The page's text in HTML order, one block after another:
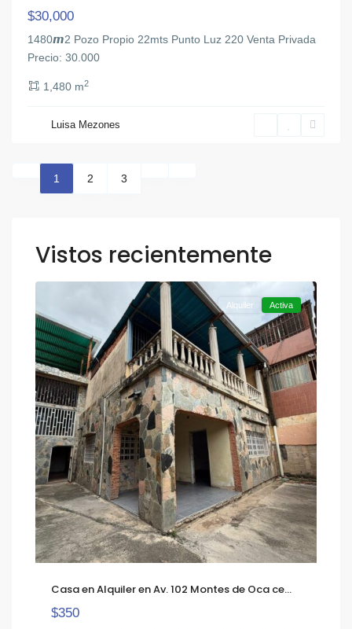
$30,000
1480𝙢2 Pozo Propio 22mts Punto Luz 220 Venta Privada
Precio: 30.000
1,480 m2
Luisa Mezones
1 2 3
Vistos recientemente
Otra,
Valencia
Alquiler Activa
Casa en Alquiler en Av. 102 Montes de Oca ce...
$350